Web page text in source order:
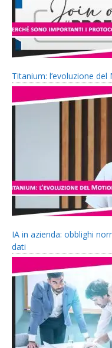
Titanium: l’evoluzione
IA in azienda: obblighi
dati